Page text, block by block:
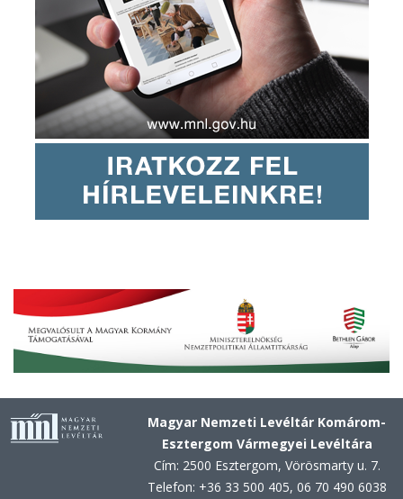
Magyar Nemzeti Levéltár Komárom-
Esztergom Vármegyei Levéltára
Cím: 2500 Esztergom, Vörösmarty u. 7.
Telefon: +36 33 500 405, 06 70 490 6038